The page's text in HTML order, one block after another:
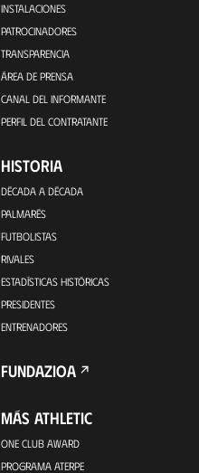
INSTALACIONES
PATROCINADORES
TRANSPARENCIA
ÁREA DE PRENSA
CANAL DEL INFORMANTE
PERFIL DEL CONTRATANTE
HISTORIA
DÉCADA A DÉCADA
PALMARÉS
FUTBOLISTAS
RIVALES
ESTADÍSTICAS HISTÓRICAS
PRESIDENTES
ENTRENADORES
FUNDAZIOA
MÁS ATHLETIC
ONE CLUB AWARD
PROGRAMA ATERPE